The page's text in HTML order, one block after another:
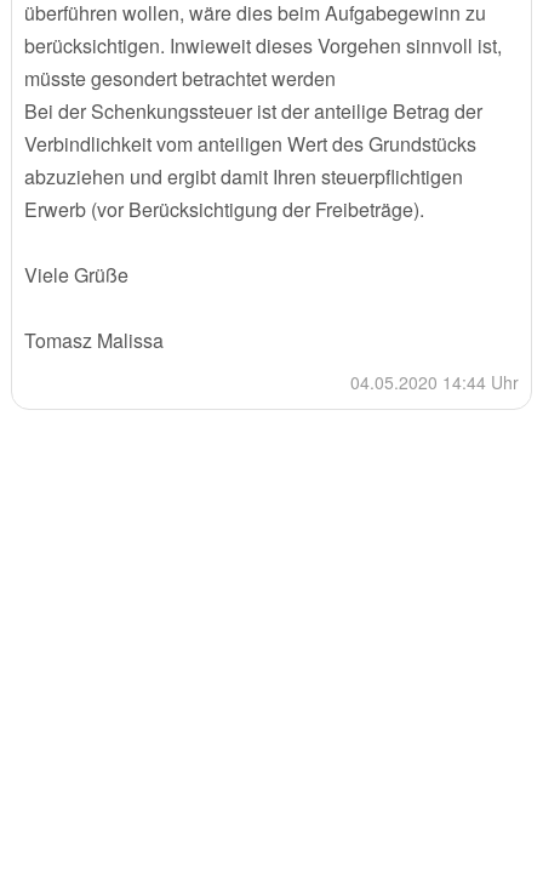
überführen wollen, wäre dies beim Aufgabegewinn zu
berücksichtigen. Inwieweit dieses Vorgehen sinnvoll ist,
müsste gesondert betrachtet werden
Bei der Schenkungssteuer ist der anteilige Betrag der
Verbindlichkeit vom anteiligen Wert des Grundstücks
abzuziehen und ergibt damit Ihren steuerpflichtigen
Erwerb (vor Berücksichtigung der Freibeträge).
Viele Grüße
Tomasz Malissa
04.05.2020 14:44 Uhr